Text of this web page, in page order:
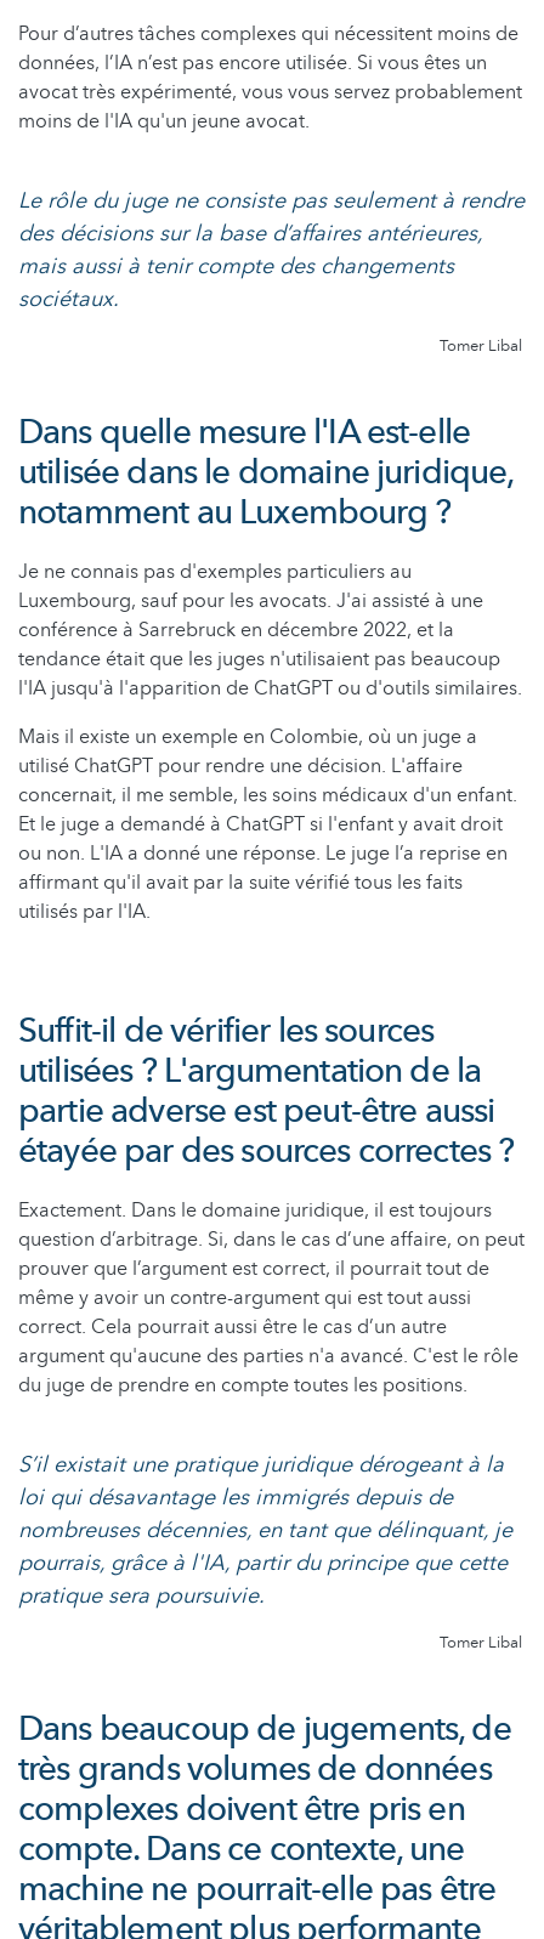
Pour d’autres tâches complexes qui nécessitent moins de
données, l’IA n’est pas encore utilisée. Si vous êtes un
avocat très expérimenté, vous vous servez probablement
moins de l'IA qu'un jeune avocat.
Le rôle du juge ne consiste pas seulement à rendre
des décisions sur la base d’affaires antérieures,
mais aussi à tenir compte des changements
sociétaux.
Tomer Libal
Dans quelle mesure l'IA est-elle
utilisée dans le domaine juridique,
notamment au Luxembourg ?
Je ne connais pas d'exemples particuliers au
Luxembourg, sauf pour les avocats. J'ai assisté à une
conférence à Sarrebruck en décembre 2022, et la
tendance était que les juges n'utilisaient pas beaucoup
l'IA jusqu'à l'apparition de ChatGPT ou d'outils similaires.
Mais il existe un exemple en Colombie, où un juge a
utilisé ChatGPT pour rendre une décision. L'affaire
concernait, il me semble, les soins médicaux d'un enfant.
Et le juge a demandé à ChatGPT si l'enfant y avait droit
ou non. L'IA a donné une réponse. Le juge l’a reprise en
affirmant qu'il avait par la suite vérifié tous les faits
utilisés par l'IA.
Suffit-il de vérifier les sources
utilisées ? L'argumentation de la
partie adverse est peut-être aussi
étayée par des sources correctes ?
Exactement. Dans le domaine juridique, il est toujours
question d’arbitrage. Si, dans le cas d’une affaire, on peut
prouver que l’argument est correct, il pourrait tout de
même y avoir un contre-argument qui est tout aussi
correct. Cela pourrait aussi être le cas d’un autre
argument qu'aucune des parties n'a avancé. C'est le rôle
du juge de prendre en compte toutes les positions.
S’il existait une pratique juridique dérogeant à la
loi qui désavantage les immigrés depuis de
nombreuses décennies, en tant que délinquant, je
pourrais, grâce à l'IA, partir du principe que cette
pratique sera poursuivie.
Tomer Libal
Dans beaucoup de jugements, de
très grands volumes de données
complexes doivent être pris en
compte. Dans ce contexte, une
machine ne pourrait-elle pas être
véritablement plus performante